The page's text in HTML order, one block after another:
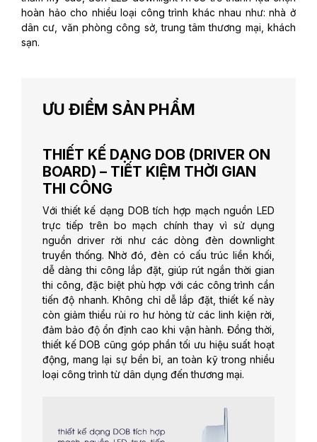
hoàn hảo cho nhiều loại công trình khác nhau như: nhà ở
dân cư, văn phòng công sở, trung tâm thương mại, khách
sạn.
ƯU ĐIỂM SẢN PHẨM
THIẾT KẾ DẠNG DOB (DRIVER ON
BOARD) – TIẾT KIỆM THỜI GIAN
THI CÔNG
Với thiết kế dạng DOB tích hợp mạch nguồn LED
trực tiếp trên bo mạch chính thay vì sử dụng
nguồn driver rời như các dòng đèn downlight
truyền thống. Nhờ đó, đèn có cấu trúc liền khối,
dễ dàng thi công lắp đặt, giúp rút ngắn thời gian
thi công, đặc biệt phù hợp với các công trình cần
tiến độ nhanh. Không chỉ dễ lắp đặt, thiết kế này
còn giảm thiểu rủi ro hư hỏng từ các linh kiện rời,
đảm bảo độ ổn định cao khi vận hành. Đồng thời,
thiết kế DOB cũng góp phần tối ưu hiệu suất hoạt
động, mang lại sự bền bỉ, an toàn kỹ trong nhiều
loại công trình từ dân dụng đến thương mại.